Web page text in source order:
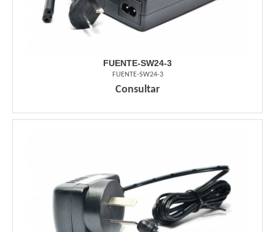
FUENTE-SW24-3
FUENTE-SW24-3
Consultar